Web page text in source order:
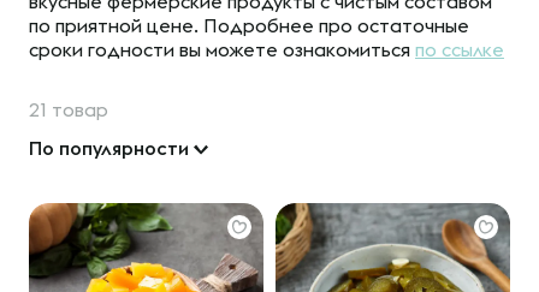
по приятной цене. Подробнее про остаточные
сроки годности вы можете ознакомиться по ссылке
21 товар
По популярности